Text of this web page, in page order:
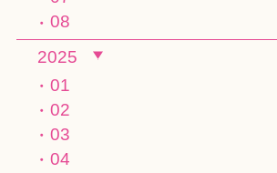
08
2025
01
02
03
04